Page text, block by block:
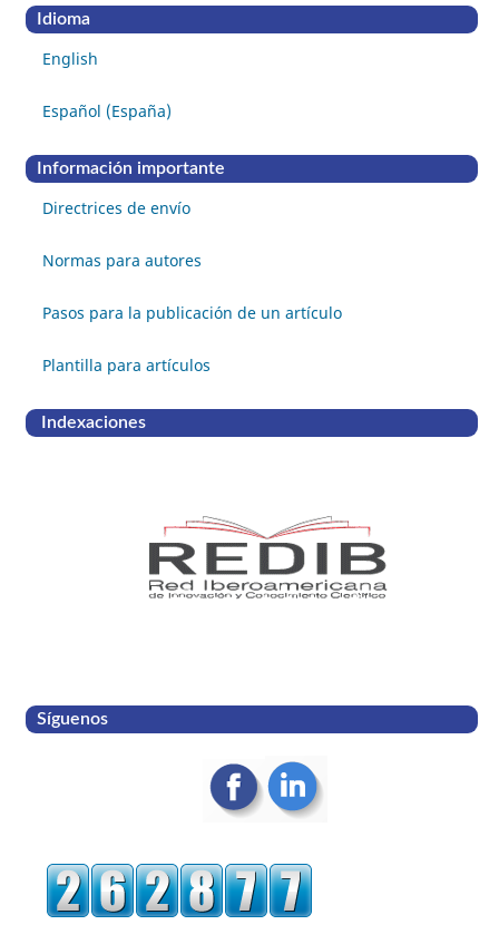
Idioma
English
Español (España)
Información importante
Directrices de envío
Normas para autores
Pasos para la publicación de un artículo
Plantilla para artículos
Indexaciones
Síguenos